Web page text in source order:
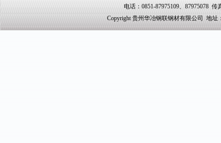
电话：0851-87975109、87975078
Copyright 贵州华冶钢联钢材有限公司 地